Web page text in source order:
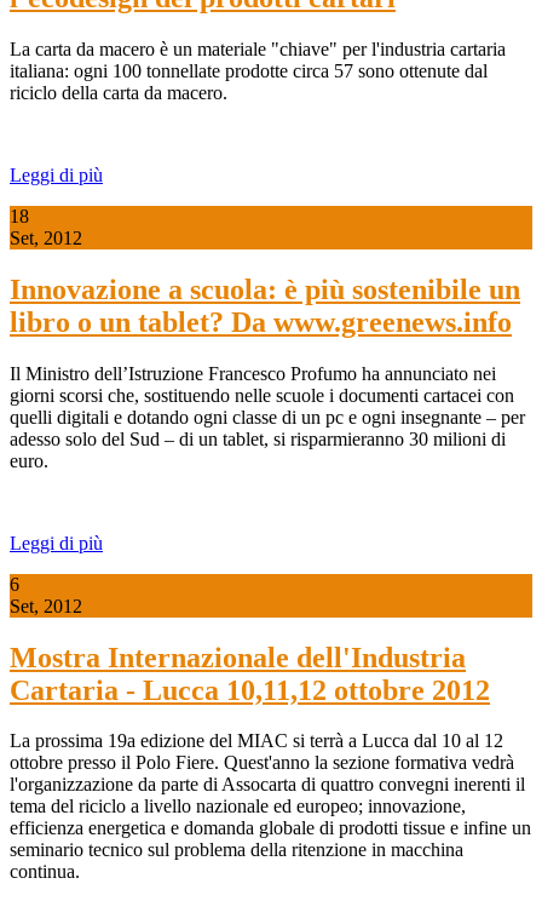
La carta da macero è un materiale "chiave" per l'industria cartaria
italiana: ogni 100 tonnellate prodotte circa 57 sono ottenute dal
riciclo della carta da macero.
Leggi di più
18
Set, 2012
Innovazione a scuola: è più sostenibile un
libro o un tablet? Da www.greenews.info
Il Ministro dell’Istruzione Francesco Profumo ha annunciato nei
giorni scorsi che, sostituendo nelle scuole i documenti cartacei con
quelli digitali e dotando ogni classe di un pc e ogni insegnante – per
adesso solo del Sud – di un tablet, si risparmieranno 30 milioni di
euro.
Leggi di più
6
Set, 2012
Mostra Internazionale dell'Industria
Cartaria - Lucca 10,11,12 ottobre 2012
La prossima 19a edizione del MIAC si terrà a Lucca dal 10 al 12
ottobre presso il Polo Fiere. Quest'anno la sezione formativa vedrà
l'organizzazione da parte di Assocarta di quattro convegni inerenti il
tema del riciclo a livello nazionale ed europeo; innovazione,
efficienza energetica e domanda globale di prodotti tissue e infine un
seminario tecnico sul problema della ritenzione in macchina
continua.